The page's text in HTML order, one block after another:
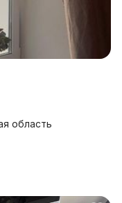
область